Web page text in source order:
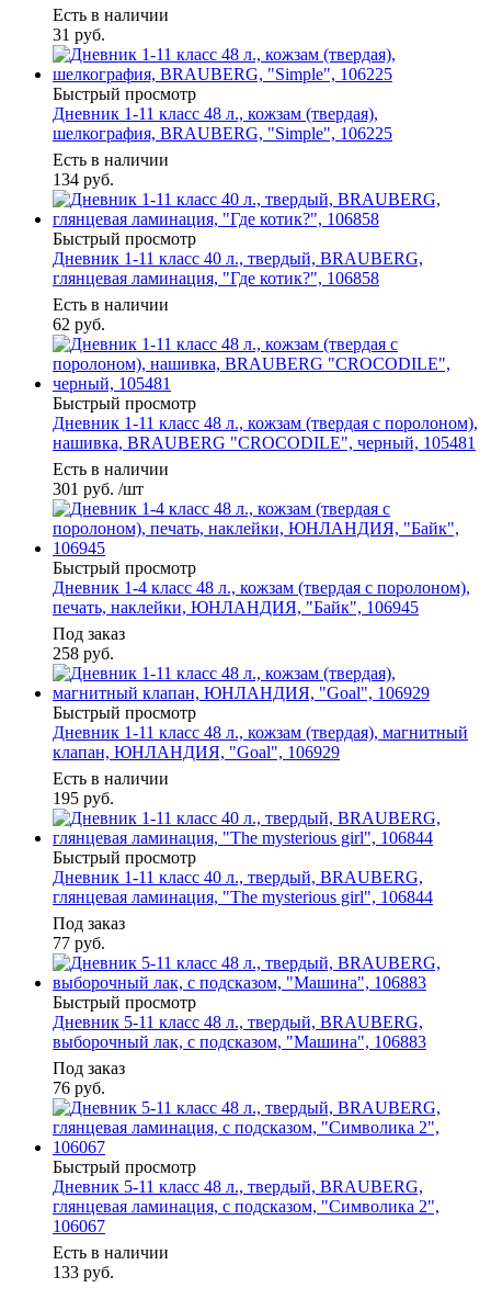
Есть в наличии
31 руб.
Быстрый просмотр
Дневник 1-11 класс 48 л., кожзам (твердая),
шелкография, BRAUBERG, "Simple", 106225
Есть в наличии
134 руб.
Быстрый просмотр
Дневник 1-11 класс 40 л., твердый, BRAUBERG,
глянцевая ламинация, "Где котик?", 106858
Есть в наличии
62 руб.
Быстрый просмотр
Дневник 1-11 класс 48 л., кожзам (твердая с поролоном),
нашивка, BRAUBERG "CROCODILE", черный, 105481
Есть в наличии
301 руб. /шт
Быстрый просмотр
Дневник 1-4 класс 48 л., кожзам (твердая с поролоном),
печать, наклейки, ЮНЛАНДИЯ, "Байк", 106945
Под заказ
258 руб.
Быстрый просмотр
Дневник 1-11 класс 48 л., кожзам (твердая), магнитный
клапан, ЮНЛАНДИЯ, "Goal", 106929
Есть в наличии
195 руб.
Быстрый просмотр
Дневник 1-11 класс 40 л., твердый, BRAUBERG,
глянцевая ламинация, "The mysterious girl", 106844
Под заказ
77 руб.
Быстрый просмотр
Дневник 5-11 класс 48 л., твердый, BRAUBERG,
выборочный лак, с подсказом, "Машина", 106883
Под заказ
76 руб.
Быстрый просмотр
Дневник 5-11 класс 48 л., твердый, BRAUBERG,
глянцевая ламинация, с подсказом, "Символика 2",
106067
Есть в наличии
133 руб.